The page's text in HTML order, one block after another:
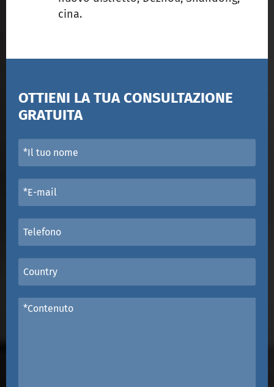
cina.
OTTIENI LA TUA CONSULTAZIONE
GRATUITA